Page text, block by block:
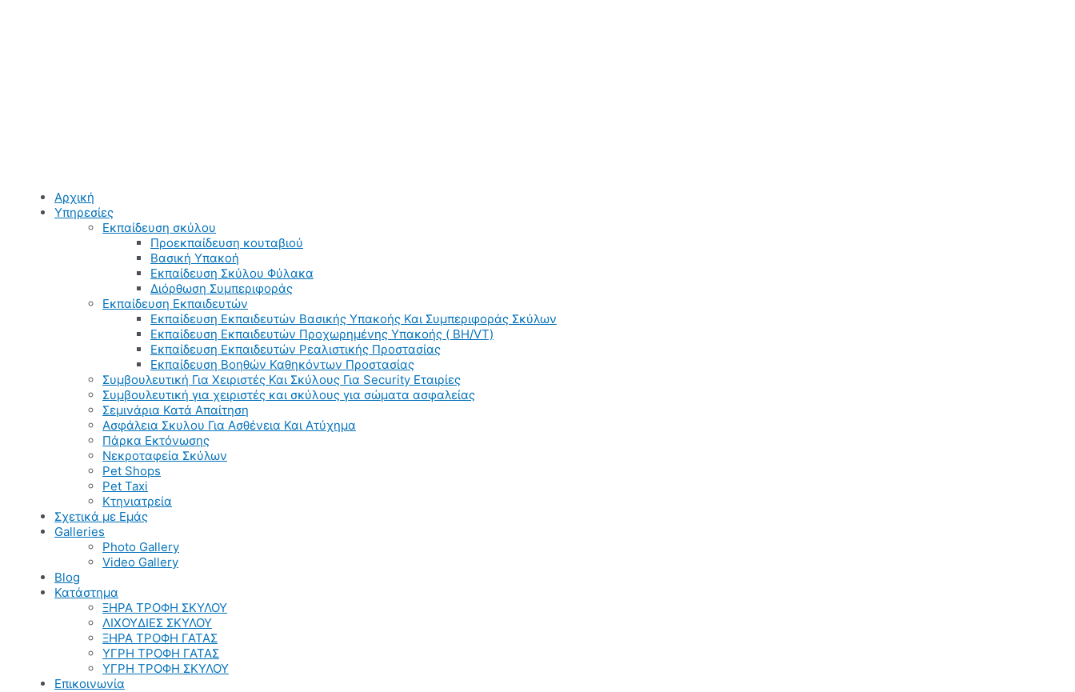
Αρχική
Υπηρεσίες
Εκπαίδευση σκύλου
Προεκπαίδευση κουταβιού
Βασική Υπακοή
Εκπαίδευση Σκύλου Φύλακα
Διόρθωση Συμπεριφοράς
Εκπαίδευση Εκπαιδευτών
Εκπαίδευση Εκπαιδευτών Βασικής Υπακοής Και Συμπεριφοράς Σκύλων
Εκπαίδευση Εκπαιδευτών Προχωρημένης Υπακοής ( BH/VT)
Εκπαίδευση Εκπαιδευτών Ρεαλιστικής Προστασίας
Εκπαίδευση Βοηθών Καθηκόντων Προστασίας
Συμβουλευτική Για Χειριστές Και Σκύλους Για Security Εταιρίες
Συμβουλευτική για χειριστές και σκύλους για σώματα ασφαλείας
Σεμινάρια Κατά Απαίτηση
Ασφάλεια Σκυλου Για Ασθένεια Και Ατύχημα
Πάρκα Εκτόνωσης
Νεκροταφεία Σκύλων
Pet Shops
Pet Taxi
Κτηνιατρεία
Σχετικά με Εμάς
Galleries
Photo Gallery
Video Gallery
Blog
Κατάστημα
ΞΗΡΑ ΤΡΟΦΗ ΣΚΥΛΟΥ
ΛΙΧΟΥΔΙΕΣ ΣΚΥΛΟΥ
ΞΗΡΑ ΤΡΟΦΗ ΓΑΤΑΣ
ΥΓΡΗ ΤΡΟΦΗ ΓΑΤΑΣ
ΥΓΡΗ ΤΡΟΦΗ ΣΚΥΛΟΥ
Επικοινωνία